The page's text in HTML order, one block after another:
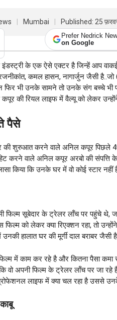
Mumbai Published: 25
Prefer Nedrick
on Google
के एक ऐसे एक्टर है जिन्हें आप वाकई
कमल हासन, नागार्जुन जैसी
फिर भी उनके सामने तो उनके संग बच्चे भी
की रियल लाइफ में वैल्यू को लेकर
पैसे
शुरुआत करने वाले अनिल कपूर पिछले 49
करने वाले अनिल कपूर अरबो की
किया कि उनके घर में वो कोई स्टार
फिल्म सूबेदार के ट्रेलर लॉंच पर पहुंचे
को लेकर क्या रिएक्शन रहा, तो
हालात घर की मूर्गी दाल बराबर जैसी
में काम कर रहे है और कितना पैसा
वो अपनी फिल्म के ट्रेलर लॉंच पर जा
लाइफ में क्या चल रहा है उससे